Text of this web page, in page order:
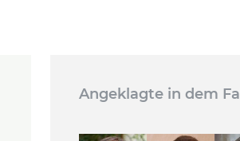
Angeklagte in dem Fall